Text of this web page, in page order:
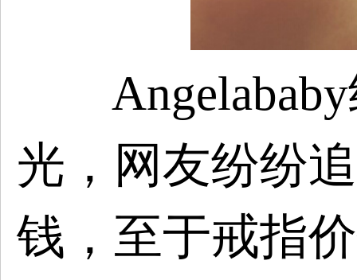
Angelababy
光，网友纷纷
钱，至于戒指